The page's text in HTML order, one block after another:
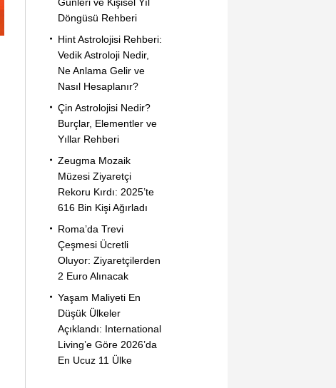
Döngüsü Rehberi
Hint Astrolojisi Rehberi:
Vedik Astroloji Nedir,
Ne Anlama Gelir ve
Nasıl Hesaplanır?
Çin Astrolojisi Nedir?
Burçlar, Elementler ve
Yıllar Rehberi
Zeugma Mozaik
Müzesi Ziyaretçi
Rekoru Kırdı: 2025’te
616 Bin Kişi Ağırladı
Roma’da Trevi
Çeşmesi Ücretli
Oluyor: Ziyaretçilerden
2 Euro Alınacak
Yaşam Maliyeti En
Düşük Ülkeler
Açıklandı: International
Living’e Göre 2026’da
En Ucuz 11 Ülke